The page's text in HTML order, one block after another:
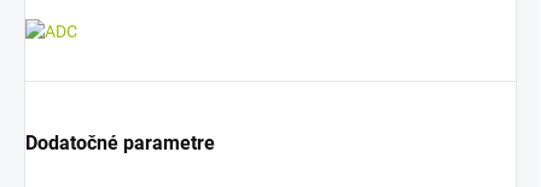
Dodatočné parametre